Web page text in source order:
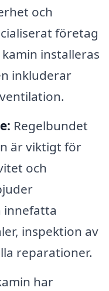
och
företag
installeras
inkluderar
Regelbundet
är viktigt för
och
innefatta
inspektion av
reparationer.
har